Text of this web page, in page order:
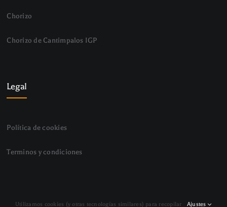
Chorizo
Chorizo de Cantimpalos IGP
Legal
Política de cookies
Terminos y condiciones
© Copyright 2024 - 2026 | Mariano Pascual | All Rights
Utilizamos cookies (y otras tecnologías similares) para recopilar Ajustes